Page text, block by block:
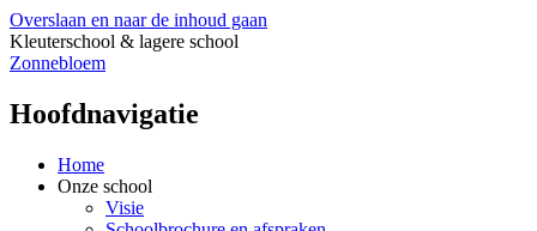
Overslaan en naar de inhoud gaan
Kleuterschool & lagere school
Zonnebloem
Hoofdnavigatie
Home
Onze school
Visie